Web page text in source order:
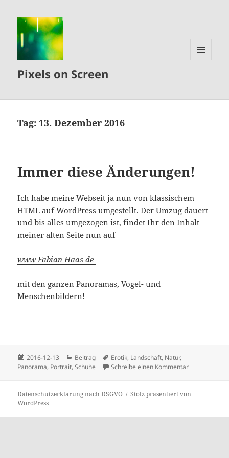
Pixels on Screen
Tag: 13. Dezember 2016
Immer diese Änderungen!
Ich habe meine Webseit ja nun von klassischem
HTML auf WordPress umgestellt. Der Umzug dauert
und bis alles umgezogen ist, findet Ihr den Inhalt
meiner alten Seite nun auf
www Fabian Haas de
mit den ganzen Panoramas, Vogel- und
Menschenbildern!
Veröffentlicht
am
2016-12-13 Kategorien
Beitrag Schlagwörter
Erotik, Landschaft, Natur,
Panorama, Portrait,Schuhe Schreibe einen Kommentarzu Immer
Datenschutzerklärung nach DSGVO
Stolz präsentiert von
WordPress